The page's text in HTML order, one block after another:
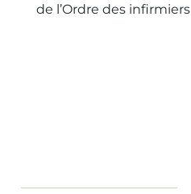
des infirmiers